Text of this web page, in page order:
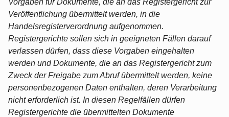
Vorgaben für Dokumente, die an das Registergericht zur
Veröffentlichung übermittelt werden, in die
Handelsregisterverordnung aufgenommen.
Registergerichte sollen sich in geeigneten Fällen darauf
verlassen dürfen, dass diese Vorgaben eingehalten
werden und Dokumente, die an das Registergericht zum
Zweck der Freigabe zum Abruf übermittelt werden, keine
personenbezogenen Daten enthalten, deren Verarbeitung
nicht erforderlich ist. In diesen Regelfällen dürfen
Registergerichte die übermittelten Dokumente